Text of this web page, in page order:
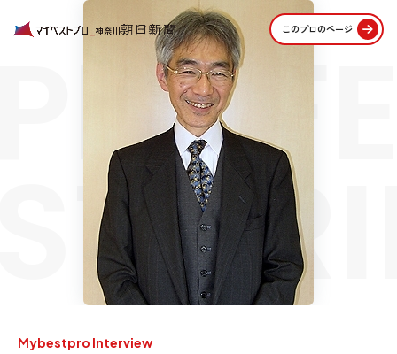
このプロのページ
Mybestpro Interview